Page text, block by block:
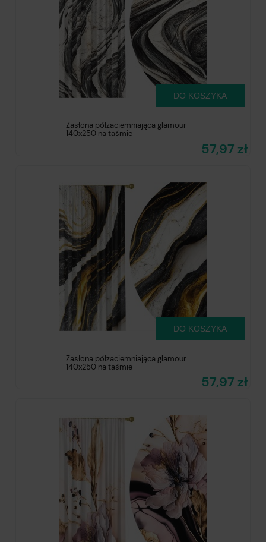
Zasłona półzaciemniająca glamour
140x250 na taśmie
57,97 zł
DO KOSZYKA
Zasłona półzaciemniająca glamour
140x250 na taśmie
57,97 zł
DO KOSZYKA